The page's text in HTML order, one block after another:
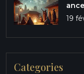
19
Categories